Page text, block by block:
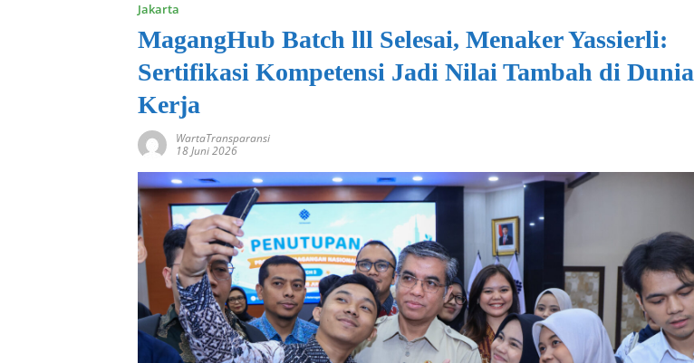
Jakarta
MagangHub Batch lll Selesai, Menaker Yassierli:
Sertifikasi Kompetensi Jadi Nilai Tambah di Dunia
Kerja
WartaTransparansi
18 Juni 2026